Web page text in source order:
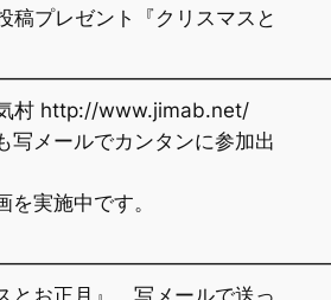
プレゼント『クリスマスと
村 http://www.jimab.net/
メールでカンタンに参加出
実施中です。
お正月』 写メールで送っ